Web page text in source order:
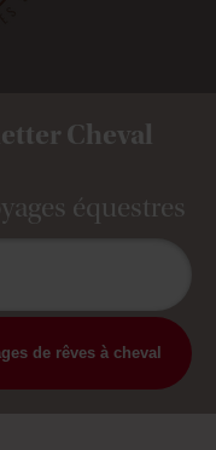
Cheval
équestres
de rêves à cheval